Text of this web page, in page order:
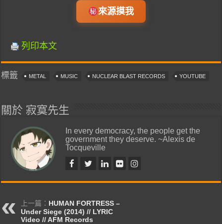
來源摸我
列印本文
標籤 METAL MUSIC NUCLEAR BLAST RECORDS YOUTUBE
關於 寂寞先生
In every democracy, the people get the
government they deserve. ~Alexis de
Tocqueville
上一篇： HUMAN FORTRESS –
Under Siege (2014) // LYRIC
Video // AFM Records